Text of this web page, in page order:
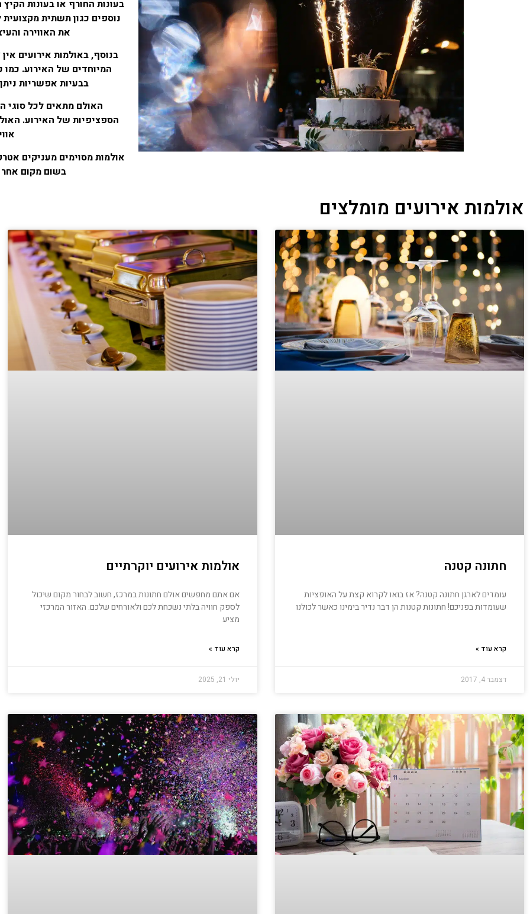
בעונות החורף או בעונות
נוספים כגון תשתית
את האווירה
בנוסף, באולמות אירועים
המיוחדים של האירוע. כמו
בבעיות אפשריות
האולם מתאים לכל
הספציפיות של האירוע.
אולמות מסוימים מעניקים
בשום מקום אחר
אולמות אירועים מומלצים
חתונה קטנה
עומדים לארגן חתונה קטנה? אז בואו לקרוא קצת על האופציות
שעומדות בפניכם! חתונות קטנות הן דבר נדיר בימינו כאשר לכולנו
קרא עוד »
דצמבר 4, 2017
אולמות אירועים יוקרתיים
אם אתם מחפשים אולם חתונות במרכז, חשוב לבחור מקום שיכול
לספק חוויה בלתי נשכחת לכם ולאורחים שלכם. האזור המרכזי
מציע
קרא עוד »
יולי 21, 2025